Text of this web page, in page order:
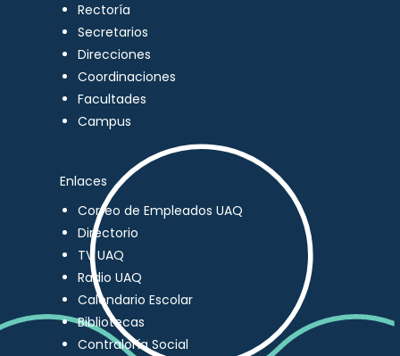
Rectoría
Secretarios
Direcciones
Coordinaciones
Facultades
Campus
Enlaces
Correo de Empleados UAQ
Directorio
TV UAQ
Radio UAQ
Calendario Escolar
Bibliotecas
Contraloría Social